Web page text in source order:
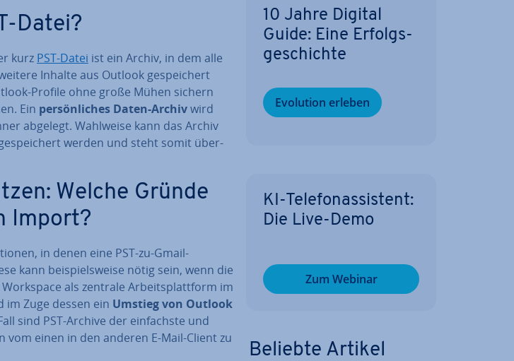
Datei?
kurz PST-Datei ist ein Archiv, in dem alle
Inhalte aus Outlook ge­spei­chert
Profile ohne große Mühen sichern
Ein per­sön­li­ches Daten-Archivwird
abgelegt. Wahlweise kann das Archiv
werden und steht somit über­
Welche Gründe
Import?
in denen eine PST-zu-Gmail-
kann bei­spiels­wei­se nötig sein, wenn die
als zentrale Ar­beits­platt­form im
Zuge dessen ein Umstieg von Outlook
sind PST-Archive der ein­fachs­te und
vom einen in den anderen E-Mail-Client zu
10 Jahre Digital
Guide: Eine Er­folgs­
ge­schich­te
Evolution erleben
KI-Te­le­fon­as­sis­tent:
Die Live-Demo
Zum Webinar
Beliebte Artikel